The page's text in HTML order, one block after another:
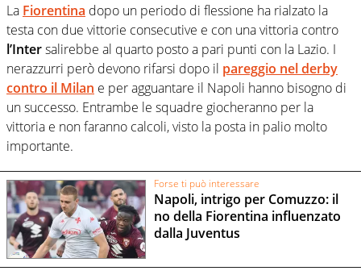
La Fiorentina dopo un periodo di flessione ha rialzato la
testa con due vittorie consecutive e con una vittoria contro
l’Intersalirebbe al quarto posto a pari punti con la Lazio. I
nerazzurri però devono rifarsi dopo il pareggio nel derby
contro il Milan e per agguantare il Napoli hanno bisogno di
un successo. Entrambe le squadre giocheranno per la
vittoria e non faranno calcoli, visto la posta in palio molto
importante.
Forse ti può interessare
Napoli, intrigo per Comuzzo: il
no della Fiorentina influenzato
dalla Juventus